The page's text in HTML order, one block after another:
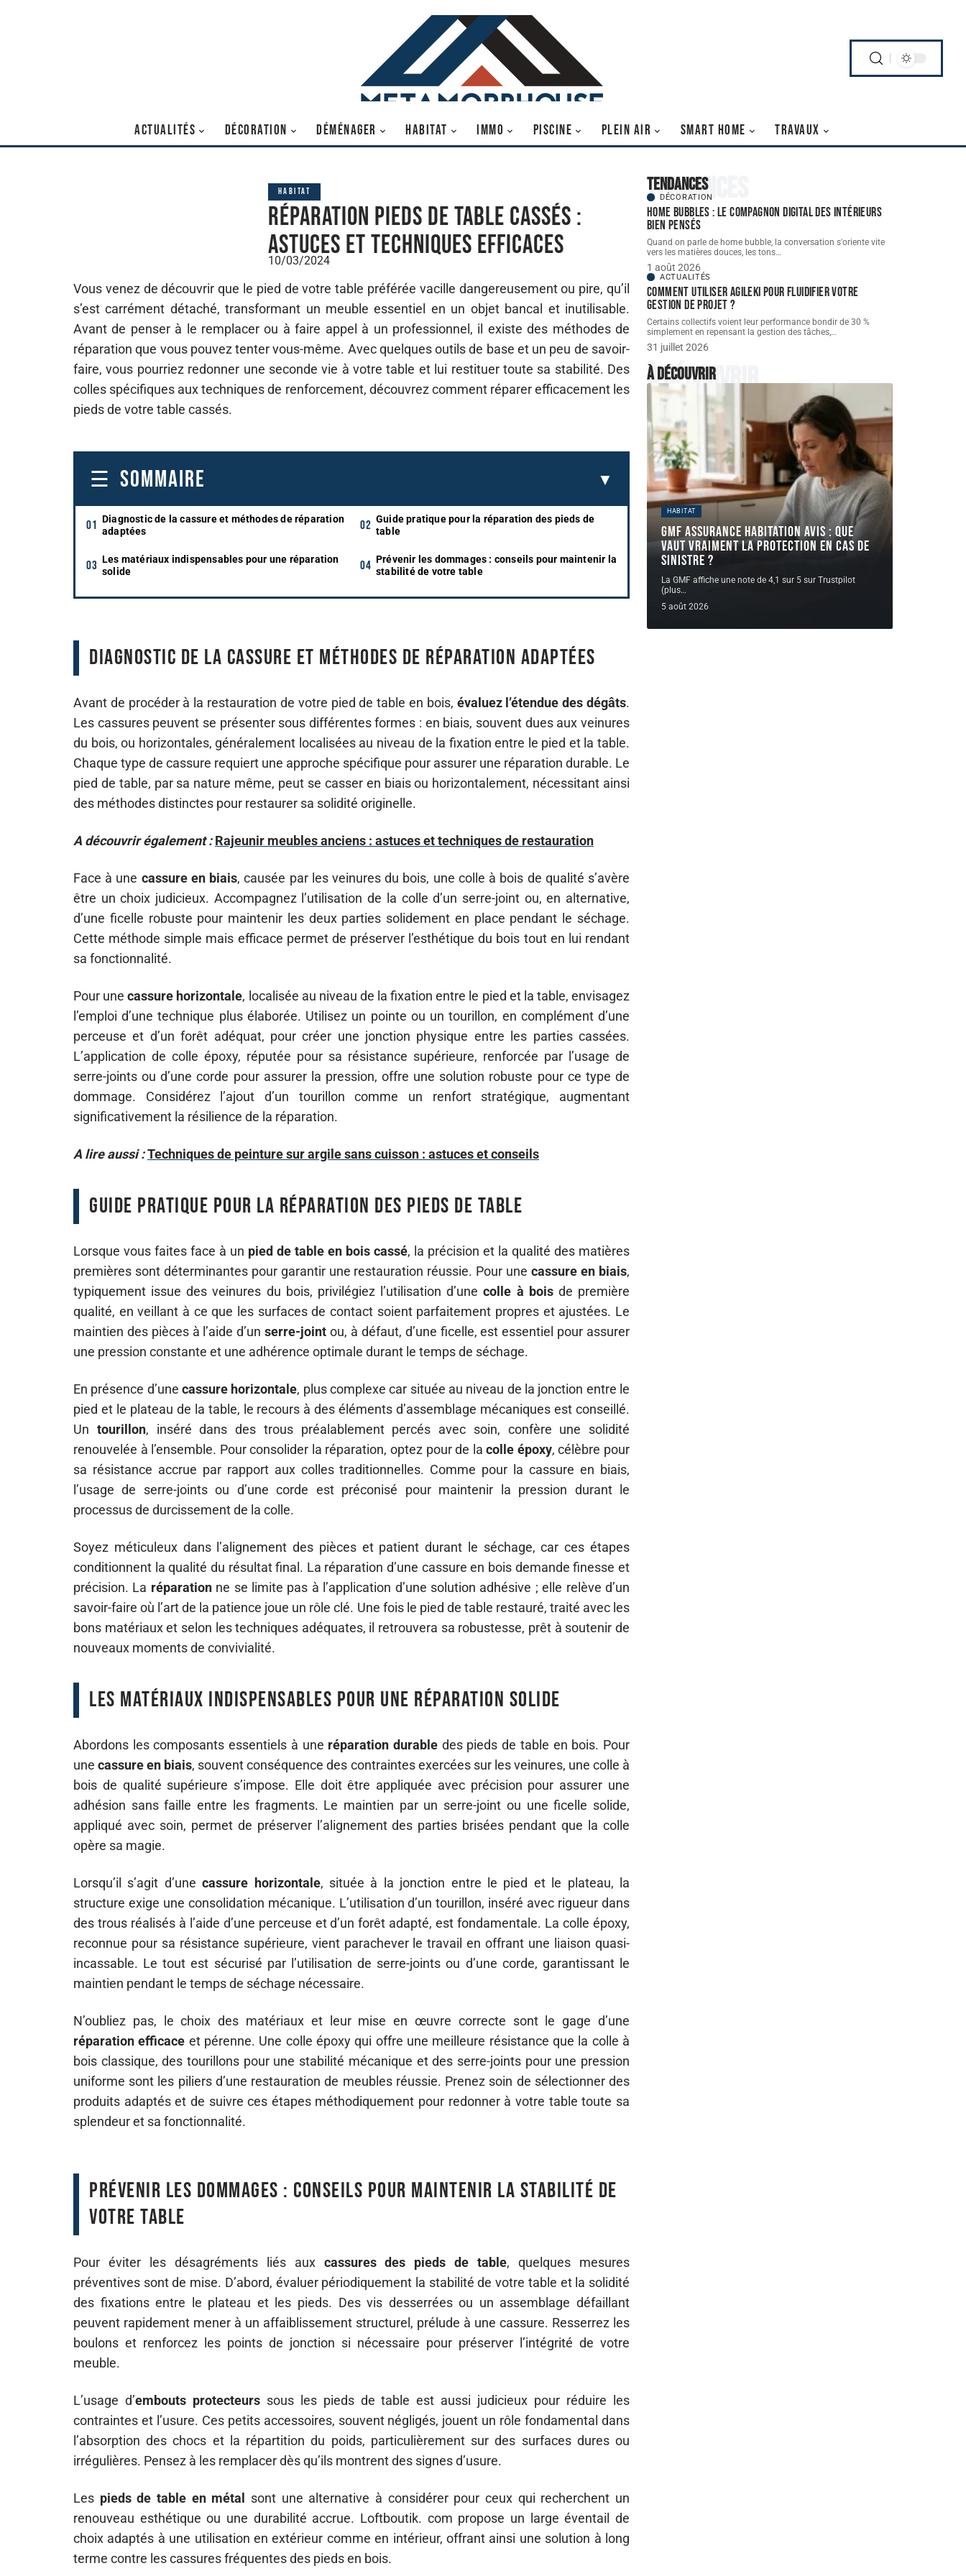
ACTUALITÉS DÉCORATION DÉMÉNAGER HABITAT IMMO PISCINE PLEIN AIR SMART HOME TRAVAUX
HABITAT
Réparation pieds de table cassés :
astuces et techniques efficaces
10/03/2024
Vous venez de découvrir que le pied de votre table préférée vacille dangereusement ou pire, qu’il
s’est carrément détaché, transformant un meuble essentiel en un objet bancal et inutilisable.
Avant de penser à le remplacer ou à faire appel à un professionnel, il existe des méthodes de
réparation que vous pouvez tenter vous-même. Avec quelques outils de base et un peu de savoir-
faire, vous pourriez redonner une seconde vie à votre table et lui restituer toute sa stabilité. Des
colles spécifiques aux techniques de renforcement, découvrez comment réparer efficacement les
pieds de votre table cassés.
SOMMAIRE
Diagnostic de la cassure et méthodes de réparation
adaptées
Guide pratique pour la réparation des pieds de
table
Les matériaux indispensables pour une réparation
solide
Prévenir les dommages : conseils pour maintenir la
stabilité de votre table
Diagnostic de la cassure et méthodes de réparation adaptées
Avant de procéder à la restauration de votre pied de table en bois, évaluez l’étendue des dégâts.
Les cassures peuvent se présenter sous différentes formes : en biais, souvent dues aux veinures
du bois, ou horizontales, généralement localisées au niveau de la fixation entre le pied et la table.
Chaque type de cassure requiert une approche spécifique pour assurer une réparation durable. Le
pied de table, par sa nature même, peut se casser en biais ou horizontalement, nécessitant ainsi
des méthodes distinctes pour restaurer sa solidité originelle.
A découvrir également : Rajeunir meubles anciens : astuces et techniques de restauration
Face à une cassure en biais, causée par les veinures du bois, une colle à bois de qualité s’avère
être un choix judicieux. Accompagnez l’utilisation de la colle d’un serre-joint ou, en alternative,
d’une ficelle robuste pour maintenir les deux parties solidement en place pendant le séchage.
Cette méthode simple mais efficace permet de préserver l’esthétique du bois tout en lui rendant
sa fonctionnalité.
Pour unecassure horizontale, localisée au niveau de la fixation entre le pied et la table, envisagez
l’emploi d’une technique plus élaborée. Utilisez un pointe ou un tourillon, en complément d’une
perceuse et d’un forêt adéquat, pour créer une jonction physique entre les parties cassées.
L’application de colle époxy, réputée pour sa résistance supérieure, renforcée par l’usage de
serre-joints ou d’une corde pour assurer la pression, offre une solution robuste pour ce type de
dommage. Considérez l’ajout d’un tourillon comme un renfort stratégique, augmentant
significativement la résilience de la réparation.
A lire aussi :Techniques de peinture sur argile sans cuisson : astuces et conseils
Guide pratique pour la réparation des pieds de table
Lorsque vous faites face à un pied de table en bois cassé, la précision et la qualité des matières
premières sont déterminantes pour garantir une restauration réussie. Pour unecassure en biais,
typiquement issue des veinures du bois, privilégiez l’utilisation d’unecolle à boisde première
qualité, en veillant à ce que les surfaces de contact soient parfaitement propres et ajustées. Le
maintien des pièces à l’aide d’unserre-joint ou, à défaut, d’une ficelle, est essentiel pour assurer
une pression constante et une adhérence optimale durant le temps de séchage.
En présence d’une cassure horizontale, plus complexe car située au niveau de la jonction entre le
pied et le plateau de la table, le recours à des éléments d’assemblage mécaniques est conseillé.
Un tourillon, inséré dans des trous préalablement percés avec soin, confère une solidité
renouvelée à l’ensemble. Pour consolider la réparation, optez pour de lacolle époxy, célèbre pour
sa résistance accrue par rapport aux colles traditionnelles. Comme pour la cassure en biais,
l’usage de serre-joints ou d’une corde est préconisé pour maintenir la pression durant le
processus de durcissement de la colle.
Soyez méticuleux dans l’alignement des pièces et patient durant le séchage, car ces étapes
conditionnent la qualité du résultat final. La réparation d’une cassure en bois demande finesse et
précision. La réparationne se limite pas à l’application d’une solution adhésive ; elle relève d’un
savoir-faire où l’art de la patience joue un rôle clé. Une fois le pied de table restauré, traité avec les
bons matériaux et selon les techniques adéquates, il retrouvera sa robustesse, prêt à soutenir de
nouveaux moments de convivialité.
Les matériaux indispensables pour une réparation solide
Abordons les composants essentiels à une réparation durable des pieds de table en bois. Pour
unecassure en biais, souvent conséquence des contraintes exercées sur les veinures, une colle à
bois de qualité supérieure s’impose. Elle doit être appliquée avec précision pour assurer une
adhésion sans faille entre les fragments. Le maintien par un serre-joint ou une ficelle solide,
appliqué avec soin, permet de préserver l’alignement des parties brisées pendant que la colle
opère sa magie.
Lorsqu’il s’agit d’unecassure horizontale, située à la jonction entre le pied et le plateau, la
structure exige une consolidation mécanique. L’utilisation d’un tourillon, inséré avec rigueur dans
des trous réalisés à l’aide d’une perceuse et d’un forêt adapté, est fondamentale. La colle époxy,
reconnue pour sa résistance supérieure, vient parachever le travail en offrant une liaison quasi-
incassable. Le tout est sécurisé par l’utilisation de serre-joints ou d’une corde, garantissant le
maintien pendant le temps de séchage nécessaire.
N’oubliez pas, le choix des matériaux et leur mise en œuvre correcte sont le gage d’une
réparation efficace et pérenne. Une colle époxy qui offre une meilleure résistance que la colle à
bois classique, des tourillons pour une stabilité mécanique et des serre-joints pour une pression
uniforme sont les piliers d’une restauration de meubles réussie. Prenez soin de sélectionner des
produits adaptés et de suivre ces étapes méthodiquement pour redonner à votre table toute sa
splendeur et sa fonctionnalité.
Prévenir les dommages : conseils pour maintenir la stabilité de
votre table
Pour éviter les désagréments liés aux cassures des pieds de table, quelques mesures
préventives sont de mise. D’abord, évaluer périodiquement la stabilité de votre table et la solidité
des fixations entre le plateau et les pieds. Des vis desserrées ou un assemblage défaillant
peuvent rapidement mener à un affaiblissement structurel, prélude à une cassure. Resserrez les
boulons et renforcez les points de jonction si nécessaire pour préserver l’intégrité de votre
meuble.
L’usage d’embouts protecteurssous les pieds de table est aussi judicieux pour réduire les
contraintes et l’usure. Ces petits accessoires, souvent négligés, jouent un rôle fondamental dans
l’absorption des chocs et la répartition du poids, particulièrement sur des surfaces dures ou
irrégulières. Pensez à les remplacer dès qu’ils montrent des signes d’usure.
Les pieds de table en métal
sont une alternative à considérer pour ceux qui recherchent un
renouveau esthétique ou une durabilité accrue. Loftboutik. com propose un large éventail de
choix adaptés à une utilisation en extérieur comme en intérieur, offrant ainsi une solution à long
terme contre les cassures fréquentes des pieds en bois.
Tendances
Tendances
DÉCORATION
Home bubbles : le compagnon digital des intérieurs
bien pensés
Quand on parle de home bubble, la conversation s'oriente vite
vers les matières douces, les tons…
1 août 2026
ACTUALITÉS
Comment utiliser Agileki pour fluidifier votre
gestion de projet ?
Certains collectifs voient leur performance bondir de 30 %
simplement en repensant la gestion des tâches,…
31 juillet 2026
À découvrir
À découvrir
HABITAT
GMF assurance habitation avis : que
vaut vraiment la protection en cas de
sinistre ?
La GMF affiche une note de 4,1 sur 5 sur Trustpilot
(plus…
5 août 2026